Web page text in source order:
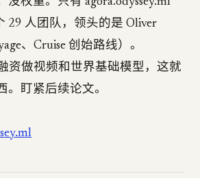
29 人团队，领头的是 Oliver
、Cruise 创始路线）。
资做视频和世界基础模型，这就
。盯紧后续论文。